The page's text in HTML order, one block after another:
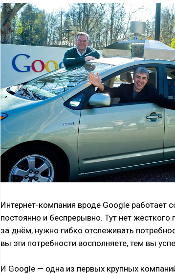
Интернет-компания вроде Google работает
постоянно и беспрерывно. Тут нет жёсткого
за днём, нужно гибко отслеживать
вы эти потребности восполняете, тем вы
И Google — одна из первых крупных